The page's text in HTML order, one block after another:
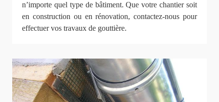
n’importe quel type de bâtiment. Que votre chantier soit
en construction ou en rénovation, contactez-nous pour
effectuer vos travaux de gouttière.